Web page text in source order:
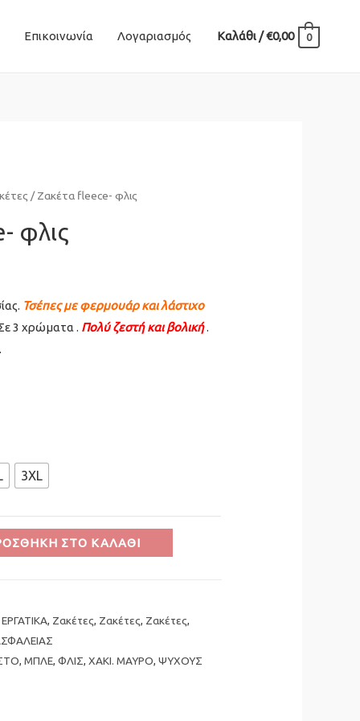
Επικοινωνία Λογαριασμός Καλάθι/€0,00 0
/ Ζακέτα fleece- φλις
φλις
Τσέπες με φερμουάρ και λάστιχο
3 χρώματα . Πολύ ζεστή και βολική.
3XL
ΣΤΟ ΚΑΛΆΘΙ
ΕΡΓΑΤΙΚΑ, Ζακέτες, Ζακέτες, Ζακέτες,
, ΜΠΛΕ, ΦΛΙΣ, ΧΑΚΙ. ΜΑΥΡΟ, ΨΥΧΟΥΣ